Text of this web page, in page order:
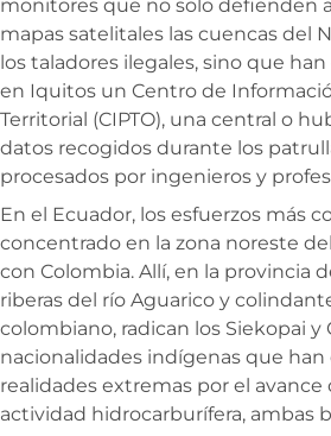
monitores que no solo defienden
mapas satelitales las cuencas del
los taladores ilegales, sino que
en Iquitos un Centro de
Territorial (CIPTO), una central o
datos recogidos durante los
procesados por ingenieros y
En el Ecuador, los esfuerzos más
concentrado en la zona noreste
con Colombia. Allí, en la provincia
riberas del río Aguarico y
colombiano, radican los Siekopai y
nacionalidades indígenas que
realidades extremas por el avance
actividad hidrocarburífera, ambas